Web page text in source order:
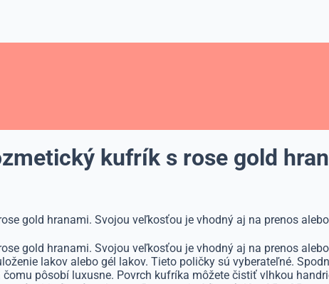
kufrík s rose gold
gold hranami. Svojou veľkosťou je vhodný aj na prenos
gold hranami. Svojou veľkosťou je vhodný aj na prenos
lakov alebo gél lakov. Tieto poličky sú vyberateľné.
pôsobí luxusne. Povrch kufríka môžete čistiť vlhkou